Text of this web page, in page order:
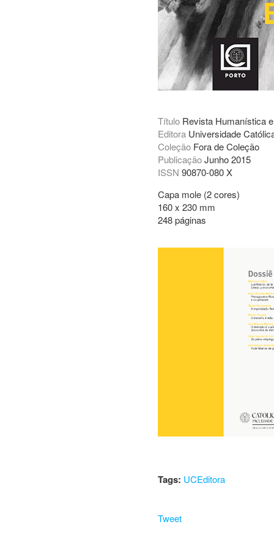
Título Revista Humanística
Editora Universidade
Coleção Fora de Coleção
PublicaçãoJunho 2015
ISSN 90870-080 X
Capa mole (2 cores)
160 x 230 mm
248 páginas
Tags: UCEditora
Tweet